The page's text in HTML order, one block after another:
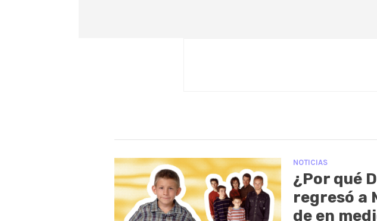
NOTICIAS
¿Por qué
regresó a
de en